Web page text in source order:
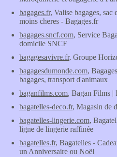
bagages.fr, Valise bagages, sac
moins cheres - Bagages.fr
bagages.sncf.com, Service
domicile SNCF
bagagesavivre.fr, Groupe
bagagesdumonde.com,
bagages, transport d'animaux
baganfilms.com, Bagan Films |
bagatelles-deco.fr, Magasin de
bagatelles-lingerie.com,
ligne de lingerie raffinée
bagatelles.fr, Bagatelles -
un Anniversaire ou Noël